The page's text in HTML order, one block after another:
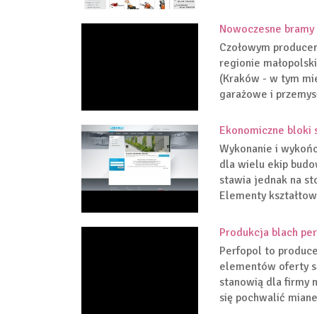
Nowoczesne
Czołowym
regionie
(Kraków - w tym
garażowe i
Ekonomiczne bloki
Wykonanie i
dla wielu ekip
stawia jednak na
Elementy
Produkcja blach
Perfopol to
elementów oferty
stanowią dla firmy
się pochwalić